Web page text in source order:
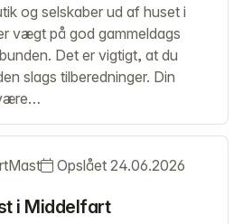
og selskaber ud af huset i
vægt på god gammeldags
Det er vigtigt, at du
slags tilberedninger. Din
Mast Opslået 24.06.2026
i Middelfart